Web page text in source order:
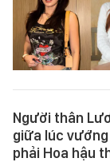
Người thân
giữa lúc
phải Hoa hậu